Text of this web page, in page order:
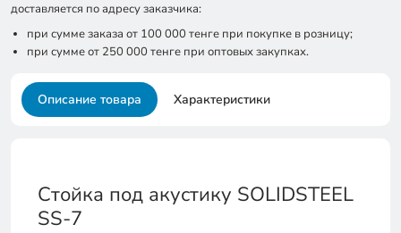
доставляется по адресу заказчика:
при сумме заказа от 100 000 тенге при покупке в розницу;
при сумме от 250 000 тенге при оптовых закупках.
Описание товара Характеристики
Стойка под акустику SOLIDSTEEL
SS-7